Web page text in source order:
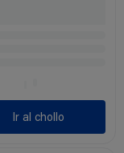
Ir al chollo